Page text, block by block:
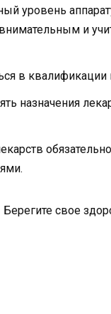
уровень
и
в квалификации
назначения
свое